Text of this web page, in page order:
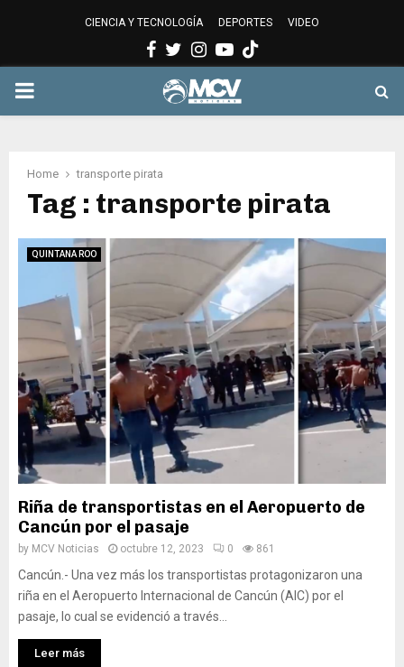
CIENCIA Y TECNOLOGÍA DEPORTES VIDEO
Facebook
Twitter
Instagram
Youtube
PRIMARY
Home transporte pirata
Tag : transporte pirata
QUINTANA ROO
Riña de transportistas en el Aeropuerto de
Cancún por el pasaje
by MCV Noticias octubre 12, 2023 0 861
Cancún.- Una vez más los transportistas protagonizaron una
riña en el Aeropuerto Internacional de Cancún (AIC) por el
pasaje, lo cual se evidenció a través...
Leer más